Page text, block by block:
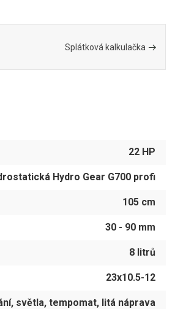
Splátková kalkulačka
22 HP
Hydro Gear G700 profi
105 cm
30 - 90 mm
8 litrů
23x10.5-12
světla, tempomat, litá náprava